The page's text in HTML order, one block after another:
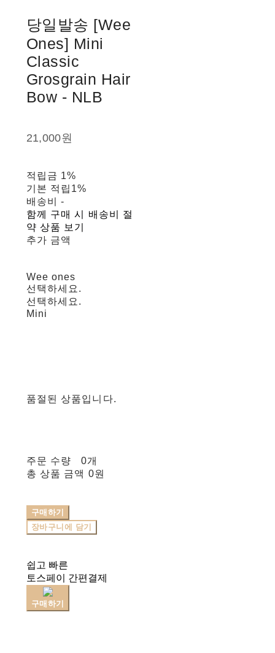
당일발송 [Wee
Ones] Mini
Classic
Grosgrain Hair
Bow - NLB
21,000원
적립금 1%
기본 적립 1%
배송비-
함께 구매 시 배송비 절
약 상품 보기
추가 금액
Wee ones
선택하세요.
선택하세요.
Mini
품절된 상품입니다.
주문 수량
0개
총 상품 금액 0원
구매하기
장바구니에 담기
쉽고 빠른
토스페이 간편결제
구매하기